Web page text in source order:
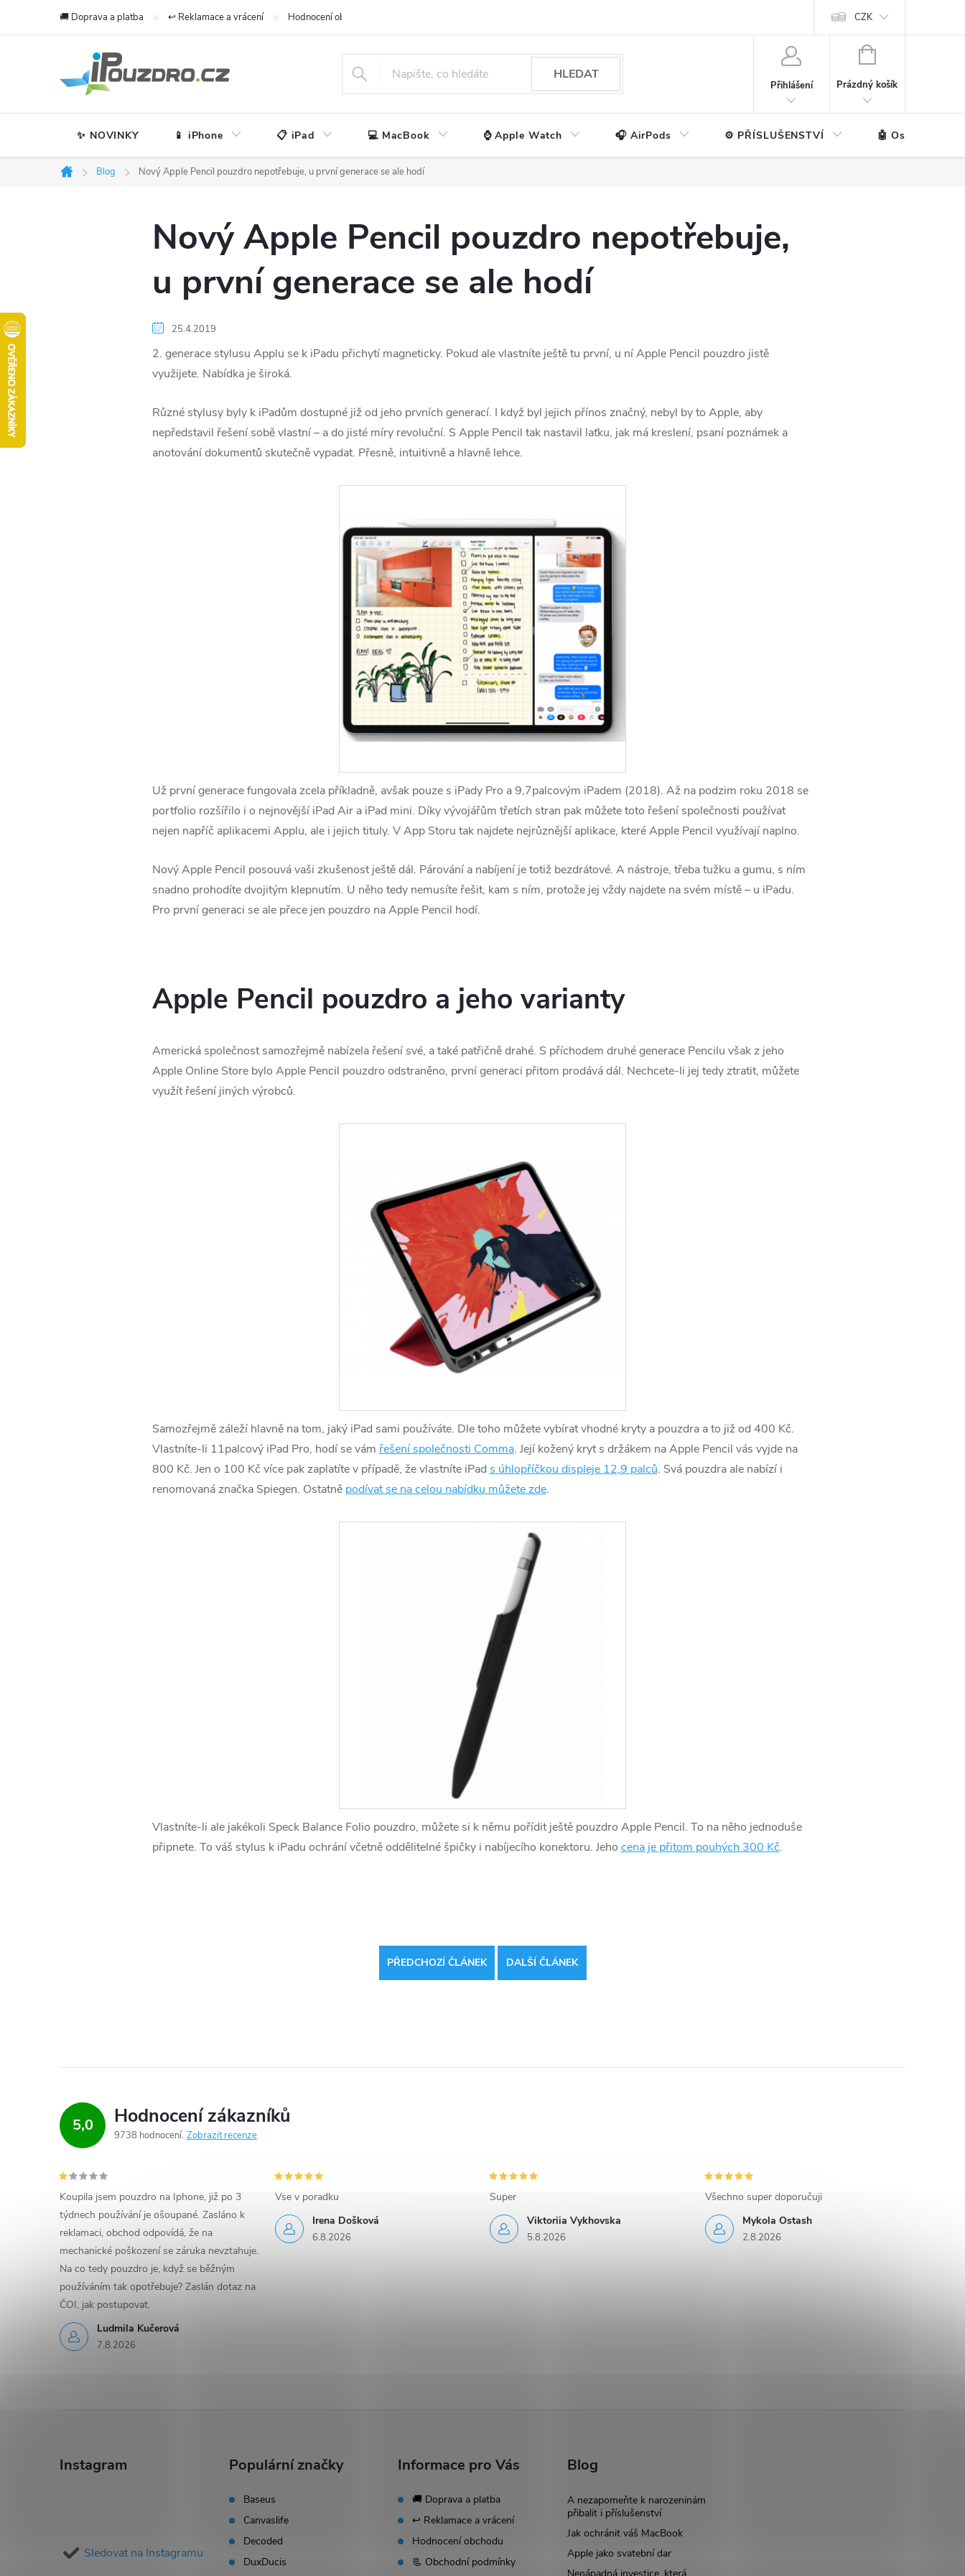
🚚 Doprava a platba ↩️ Reklamace a vrácení Hodnocení obchodu CZK
HLEDAT
Přihlášení
NÁKUPNÍ
Prázdný košík
✨ NOVINKY 📱 iPhone 📋 iPad 💻 MacBook ⌚ Apple Watch 🎧 AirPods ⚙️ PŘÍSLUŠENSTVÍ 🤖 Ostatní
Domů
Blog Nový Apple Pencil pouzdro nepotřebuje, u první generace se ale hodí
Nový Apple Pencil pouzdro nepotřebuje,
u první generace se ale hodí
25.4.2019
2. generace stylusu Applu se k iPadu přichytí magneticky. Pokud ale vlastníte ještě tu první, u ní Apple Pencil pouzdro jistě
využijete. Nabídka je široká.
Různé stylusy byly k iPadům dostupné již od jeho prvních generací. I když byl jejich přínos značný, nebyl by to Apple, aby
nepředstavil řešení sobě vlastní – a do jisté míry revoluční. S Apple Pencil tak nastavil laťku, jak má kreslení, psaní poznámek a
anotování dokumentů skutečně vypadat. Přesně, intuitivně a hlavně lehce.
Už první generace fungovala zcela příkladně, avšak pouze s iPady Pro a 9,7palcovým iPadem (2018). Až na podzim roku 2018 se
portfolio rozšířilo i o nejnovější iPad Air a iPad mini. Díky vývojářům třetích stran pak můžete toto řešení společnosti používat
nejen napříč aplikacemi Applu, ale i jejich tituly. V App Storu tak najdete nejrůznější aplikace, které Apple Pencil využívají naplno.
Nový Apple Pencil posouvá vaši zkušenost ještě dál. Párování a nabíjení je totiž bezdrátové. A nástroje, třeba tužku a gumu, s ním
snadno prohodíte dvojitým klepnutím. U něho tedy nemusíte řešit, kam s ním, protože jej vždy najdete na svém místě – u iPadu.
Pro první generaci se ale přece jen pouzdro na Apple Pencil hodí.
Apple Pencil pouzdro a jeho varianty
Americká společnost samozřejmě nabízela řešení své, a také patřičně drahé. S příchodem druhé generace Pencilu však z jeho
Apple Online Store bylo Apple Pencil pouzdro odstraněno, první generaci přitom prodává dál. Nechcete-li jej tedy ztratit, můžete
využít řešení jiných výrobců.
Samozřejmě záleží hlavně na tom, jaký iPad sami používáte. Dle toho můžete vybírat vhodné kryty a pouzdra a to již od 400 Kč.
Vlastníte-li 11palcový iPad Pro, hodí se vám řešení společnosti Comma. Její kožený kryt s držákem na Apple Pencil vás vyjde na
800 Kč. Jen o 100 Kč více pak zaplatíte v případě, že vlastníte iPad s úhlopříčkou displeje 12,9 palců. Svá pouzdra ale nabízí i
renomovaná značka Spiegen. Ostatně podívat se na celou nabídku můžete zde.
Vlastníte-li ale jakékoli Speck Balance Folio pouzdro, můžete si k němu pořídit ještě pouzdro Apple Pencil. To na něho jednoduše
připnete. To váš stylus k iPadu ochrání včetně oddělitelné špičky i nabíjecího konektoru. Jeho cena je přitom pouhých 300 Kč.
PŘEDCHOZÍ ČLÁNEK DALŠÍ ČLÁNEK
5,0 Hodnocení zákazníků
9738 hodnocení Zobrazit recenze
Ludmila Kučerová
7.8.2026
Koupila jsem pouzdro na Iphone, již po 3
týdnech používání je ošoupané. Zasláno k
reklamaci, obchod odpovídá, že na
mechanické poškození se záruka nevztahuje.
Na co tedy pouzdro je, když se běžným
používáním tak opotřebuje? Zaslán dotaz na
ČOI, jak postupovat.
Irena Došková
6.8.2026
Vse v poradku
Viktoriia Vykhovska
5.8.2026
Super
Mykola Ostash
2.8.2026
Všechno super doporučuji
Instagram
Sledovat na Instagramu
Populární značky
Baseus
Canvaslife
Decoded
DuxDucis
Informace pro Vás
🚚 Doprava a platba
↩️ Reklamace a vrácení
Hodnocení obchodu
📃 Obchodní podmínky
Blog
A nezapomeňte k narozeninám
přibalit i příslušenství
Jak ochránit váš MacBook
Apple jako svatební dar
Nenápadná investice, která